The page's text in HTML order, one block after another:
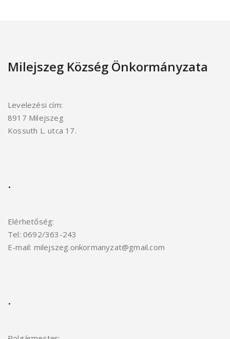
Milejszeg Község Önkormányzata
Levelezési cím:
8917 Milejszeg
Kossuth L. utca 17.
.
Elérhetőség:
Tel: 0692/363-243
E-mail: milejszeg.onkormanyzat@gmail.com
.